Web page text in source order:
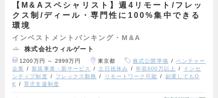
【M&Aスペシャリスト】週4リモート/フレッ
クス制/ディール・専門性に100%集中できる
環境
インベストメントバンキング・M&A
株式会社ウィルゲート
1200万円 ～ 2999万円 東京都 株式公開準備
ベンチャー
企業
新規事業・新サービス 土日祝休み 年収600万以上
インセ
ンティブ制度
フレックス勤務 リモートワーク可能
副業してもO
K
育児支援制度